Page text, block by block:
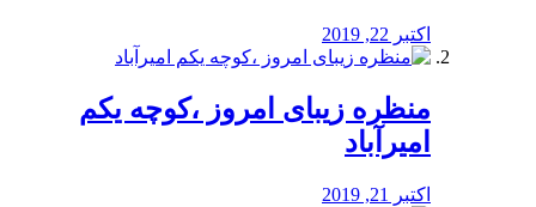
اکتبر 22, 2019
منظره‌‌ زیبای امروز ،کوچه یکم
امیرآباد
اکتبر 21, 2019